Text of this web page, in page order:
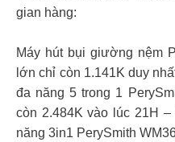
gian hàng:
Máy hút bụi giường nệm
lớn chỉ còn 1.141K duy
đa năng 5 trong 1
còn 2.484K vào lúc 21H
năng 3in1 PerySmith